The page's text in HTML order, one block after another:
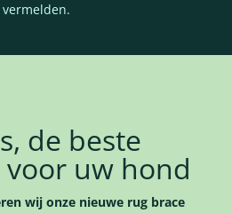
de beste
uw hond
wij onze nieuwe rug brace